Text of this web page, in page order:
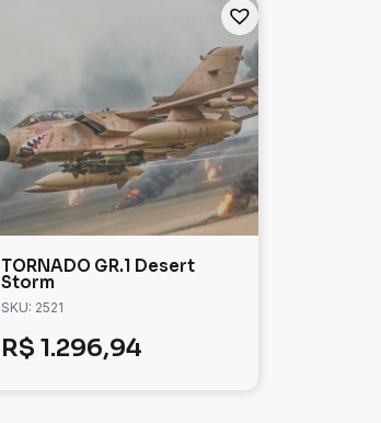
TORNADO GR.1 Desert
Storm
SKU: 2521
R$ 1.296,94